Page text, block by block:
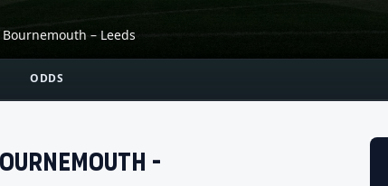
– Leeds
ODDS
-